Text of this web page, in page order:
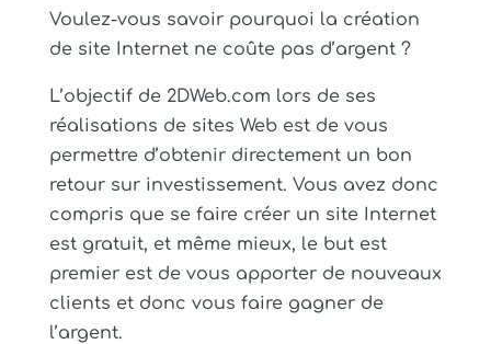
Voulez-vous savoir pourquoi la création
de site Internet ne coûte pas d’argent ?
L’objectif de 2DWeb.com lors de ses
réalisations de sites Web est de vous
permettre d’obtenir directement un bon
retour sur investissement. Vous avez donc
compris que se faire créer un site Internet
est gratuit, et même mieux, le but est
premier est de vous apporter de nouveaux
clients et donc vous faire gagner de
l’argent.